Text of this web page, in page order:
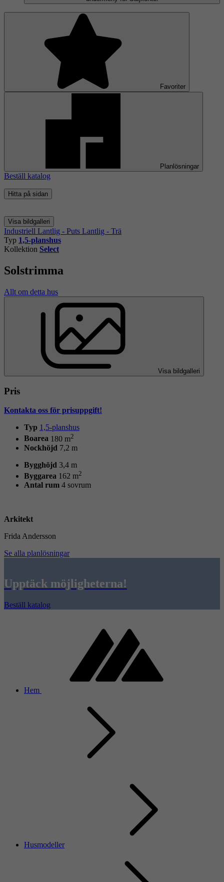
Favoriter
Planlösningar
Beställ katalog
Hitta på sidan
Visa bildgalleri
Industriell Lantlig - Puts Lantlig - Trä
Typ 1,5-planshus
Kollektion Select
Solstrimma
Allt om detta hus
Visa bildgalleri
Pris
Kontakta oss för prisuppgift!
Typ 1,5-planshus
Boarea 180 m2
Nockhöjd 7,2 m
Bygghöjd 3,4 m
Byggarea 162 m2
Antal rum 4 sovrum
Arkitekt
Frida Andersson
Se alla planlösningar
Upptäck möjligheterna!
Beställ katalog
Hem
Husmodeller